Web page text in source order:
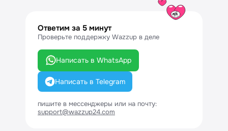
Ответим за 5 минут
Проверьте поддержку Wazzup в деле
Написать в WhatsApp
Написать в Telegram
пишите в мессенджеры или на почту:
support@wazzup24.com